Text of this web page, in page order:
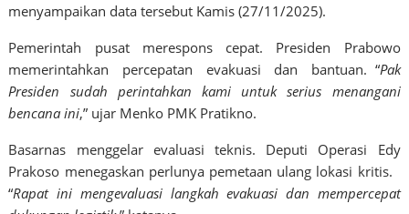
menyampaikan data tersebut Kamis (27/11/2025).
Pemerintah pusat merespons cepat. Presiden Prabowo
memerintahkan percepatan evakuasi dan bantuan. “Pak
Presiden sudah perintahkan kami untuk serius menangani
bencana ini,” ujar Menko PMK Pratikno.
Basarnas menggelar evaluasi teknis. Deputi Operasi Edy
Prakoso menegaskan perlunya pemetaan ulang lokasi kritis.
“Rapat ini mengevaluasi langkah evakuasi dan mempercepat